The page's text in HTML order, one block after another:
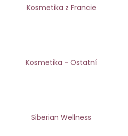
Kosmetika z Francie
Kosmetika - Ostatní
Siberian WellnessHLEDAT